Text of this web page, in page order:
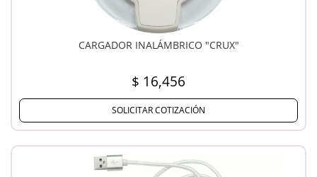
CARGADOR INALÁMBRICO "CRUX"
$ 16,456
SOLICITAR COTIZACIÓN